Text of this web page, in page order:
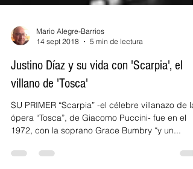
Mario Alegre-Barrios
14 sept 2018
Justino Díaz y su vida con 'Scarpia', el
villano de 'Tosca'
ópera “Tosca”, de Giacomo Puccini- fue en el